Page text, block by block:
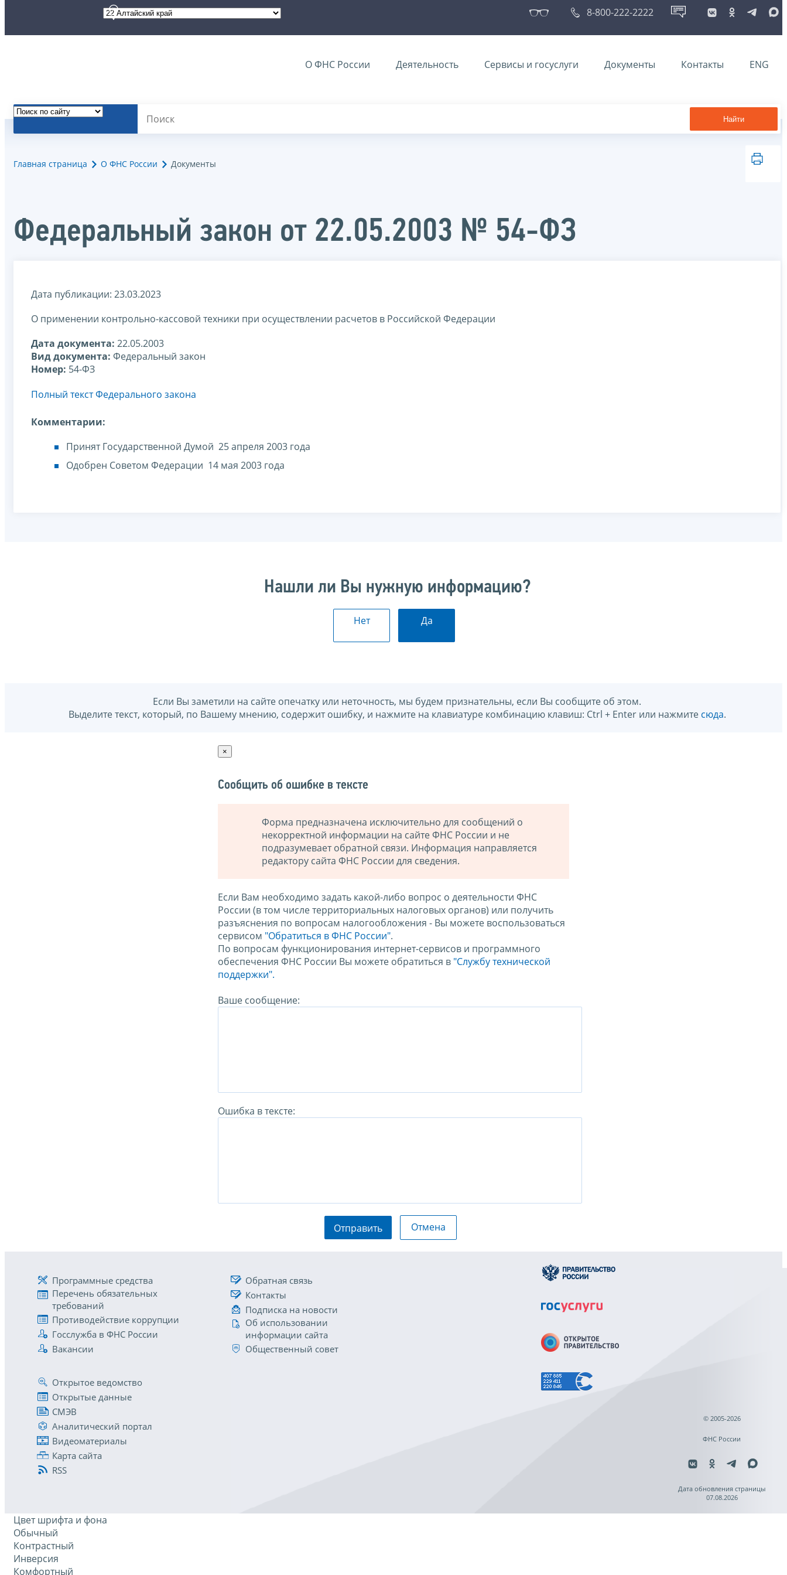
8-800-222-2222
О ФНС России Деятельность Сервисы и госуслуги Документы Контакты ENG
Найти
Главная страница О ФНС России Документы
Федеральный закон от 22.05.2003 № 54-ФЗ
Дата публикации: 23.03.2023
О применении контрольно-кассовой техники при осуществлении расчетов в Российской Федерации
Дата документа: 22.05.2003
Вид документа: Федеральный закон
Номер: 54-ФЗ
Полный текст Федерального закона
Комментарии:
Принят Государственной Думой 25 апреля 2003 года
Одобрен Советом Федерации 14 мая 2003 года
Нашли ли Вы нужную информацию?
Нет Да
Если Вы заметили на сайте опечатку или неточность, мы будем признательны, если Вы сообщите об этом.
Выделите текст, который, по Вашему мнению, содержит ошибку, и нажмите на клавиатуре комбинацию клавиш: Ctrl + Enter или нажмите сюда.
×
Сообщить об ошибке в тексте
Форма предназначена исключительно для сообщений о
некорректной информации на сайте ФНС России и не
подразумевает обратной связи. Информация направляется
редактору сайта ФНС России для сведения.
Если Вам необходимо задать какой-либо вопрос о деятельности ФНС
России (в том числе территориальных налоговых органов) или получить
разъяснения по вопросам налогообложения - Вы можете воспользоваться
сервисом "Обратиться в ФНС России".
По вопросам функционирования интернет-сервисов и программного
обеспечения ФНС России Вы можете обратиться в "Службу технической
поддержки".
Ваше сообщение:
Ошибка в тексте:
Отправить Отмена
Программные средства
Перечень обязательных
требований
Противодействие коррупции
Госслужба в ФНС России
Вакансии
Обратная связь
Контакты
Подписка на новости
Об использовании
информации сайта
Общественный совет
Открытое ведомство
Открытые данные
СМЭВ
Аналитический портал
Видеоматериалы
Карта сайта
RSS
© 2005-2026
ФНС России
Дата обновления страницы
07.08.2026
Цвет шрифта и фона
Обычный
Контрастный
Инверсия
Комфортный